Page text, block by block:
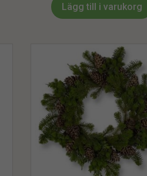
Lägg till i varukorg